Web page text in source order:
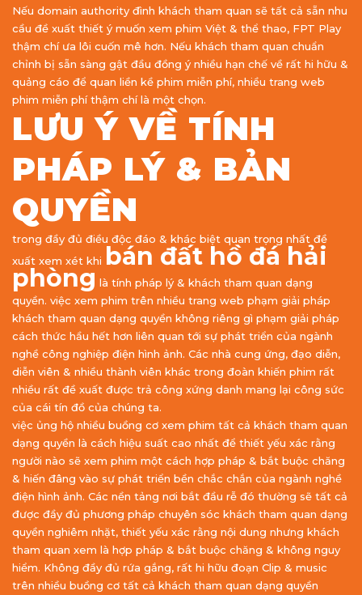
Nếu domain authority đình khách tham quan sẽ tất cả sẵn nhu
cầu đề xuất thiết ý muốn xem phim Việt & thể thao, FPT Play
thậm chí ưa lôi cuốn mê hơn. Nếu khách tham quan chuẩn
chỉnh bị sẵn sàng gật đầu đồng ý nhiều hạn chế về rất hi hữu &
quảng cáo để quan liền kề phim miễn phí, nhiều trang web
phim miễn phí thậm chí là một chọn.
LƯU Ý VỀ TÍNH
PHÁP LÝ & BẢN
QUYỀN
trong đầy đủ điều độc đáo & khác biệt quan trọng nhất đề
xuất xem xét khi bán đất hồ đá hải
phòng là tính pháp lý & khách tham quan dạng
quyền. việc xem phim trên nhiều trang web phạm giải pháp
khách tham quan dạng quyền không riêng gì phạm giải pháp
cách thức hầu hết hơn liên quan tới sự phát triển của ngành
nghề công nghiệp điện hình ảnh. Các nhà cung ứng, đạo diễn,
diễn viên & nhiều thành viên khác trong đoàn khiến phim rất
nhiều rất đề xuất được trả công xứng danh mang lại công sức
của cái tín đồ của chúng ta.
việc ủng hộ nhiều buồng cơ xem phim tất cả khách tham quan
dạng quyền là cách hiệu suất cao nhất để thiết yếu xác rằng
người nào sẽ xem phim một cách hợp pháp & bắt buộc chăng
& hiến đâng vào sự phát triển bền chắc chắn của ngành nghề
điện hình ảnh. Các nền tảng nơi bắt đầu rễ đó thường sẽ tất cả
được đầy đủ phương pháp chuyên sóc khách tham quan dạng
quyền nghiêm nhặt, thiết yếu xác rằng nội dung nhưng khách
tham quan xem là hợp pháp & bắt buộc chăng & không nguy
hiểm. Không đầy đủ rứa gắng, rất hi hữu đoạn Clip & music
trên nhiều buồng cơ tất cả khách tham quan dạng quyền